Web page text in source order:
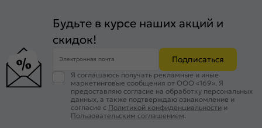
Будьте в курсе наших акций и
скидок!
Электронная почта Подписаться
Я соглашаюсь получать рекламные и иные
маркетинговые сообщения от ООО «169». Я
предоставляю согласие на обработку персональных
данных, а также подтверждаю ознакомление и
согласие с Политикой конфиденциальности и
Пользовательским соглашением